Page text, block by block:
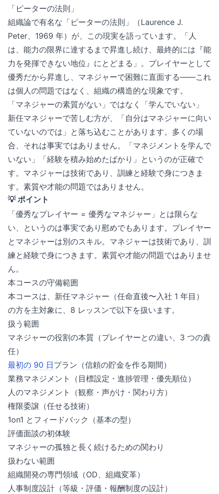
「ピーターの法則」
組織論で有名な「ピーターの法則」（Laurence J.
Peter、1969 年）が、この現実を語っています。「人
は、能力の限界に達するまで昇進し続け、最終的には『能
力を発揮できない地位』にとどまる」。プレイヤーとして
優秀だから昇進し、マネジャーで困難に直面する——これ
は個人の問題ではなく、組織の構造的な現象です。
「マネジャーの素質がない」ではなく「学んでいない」
新任マネジャーで苦しむ方が、「自分はマネジャーに向い
ていないのでは」と落ち込むことがあります。多くの場
合、それは事実ではありません。「マネジメントを学んで
いない」「経験を積み始めたばかり」というのが正確で
す。マネジャーは技術であり、訓練と経験で身につきま
す。素質や才能の問題ではありません。
💡 ポイント
「優秀なプレイヤー = 優秀なマネジャー」とは限らな
い、というのは事実であり慰めでもあります。プレイヤー
とマネジャーは別のスキル。マネジャーは技術であり、訓
練と経験で身につきます。素質や才能の問題ではありませ
ん。
本コースの守備範囲
本コースは、新任マネジャー（任命直後〜入社 1 年目）
の方を主対象に、8 レッスンで以下を扱います。
扱う範囲
マネジャーの役割の本質（プレイヤーとの違い、3 つの責
任）
最初の 90 日プラン（信頼の貯金を作る期間）
業務マネジメント（目標設定・進捗管理・優先順位）
人のマネジメント（観察・声がけ・関わり方）
権限委譲（任せる技術）
1on1 とフィードバック（基本の型）
評価面談の初体験
マネジャーの孤独と長く続けるための関わり
扱わない範囲
組織開発の専門領域（OD、組織変革）
人事制度設計（等級・評価・報酬制度の設計）